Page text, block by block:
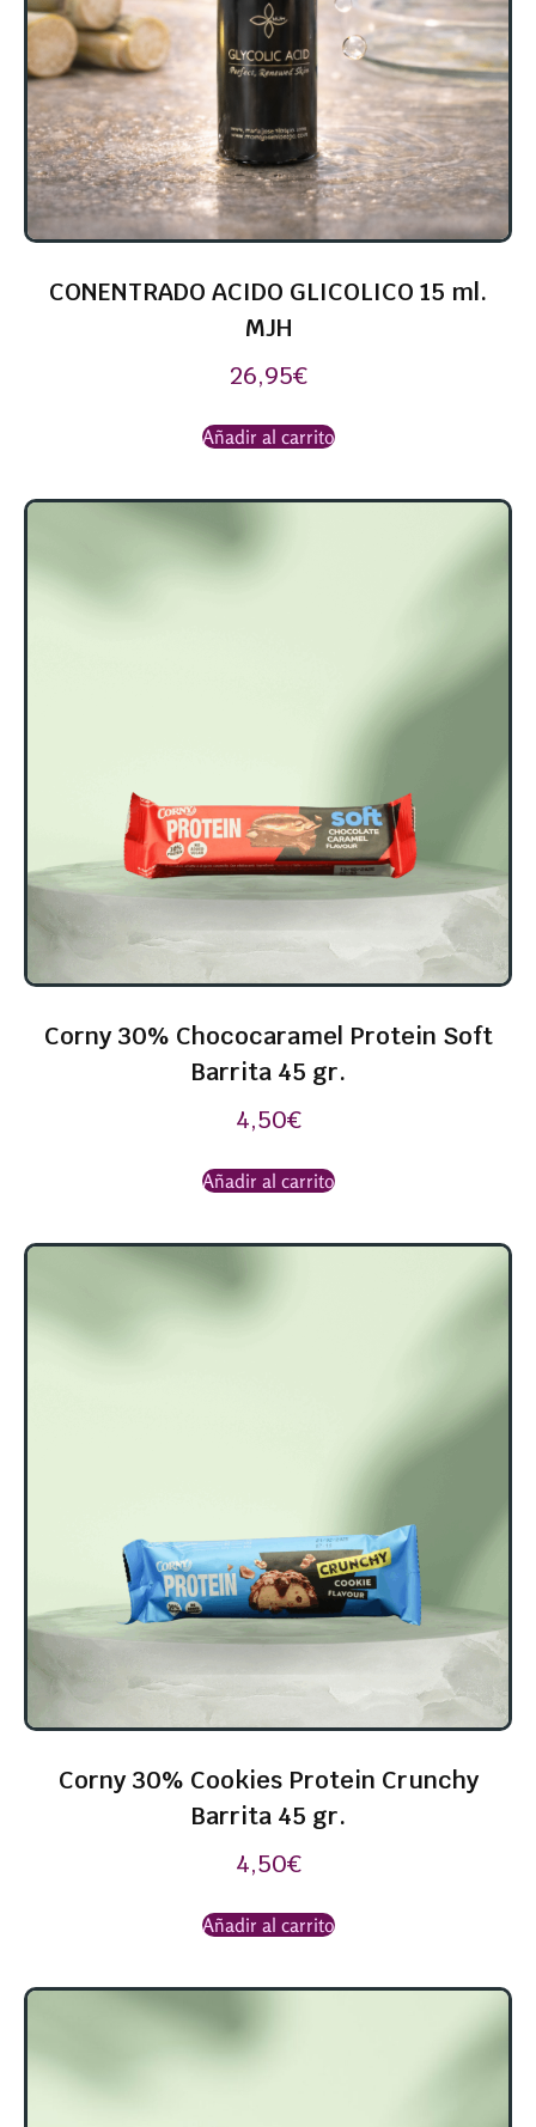
CONENTRADO ACIDO GLICOLICO 15 ml.
MJH
26,95€
Añadir al carrito
Corny 30% Chococaramel Protein Soft
Barrita 45 gr.
4,50€
Añadir al carrito
Corny 30% Cookies Protein Crunchy
Barrita 45 gr.
4,50€
Añadir al carrito